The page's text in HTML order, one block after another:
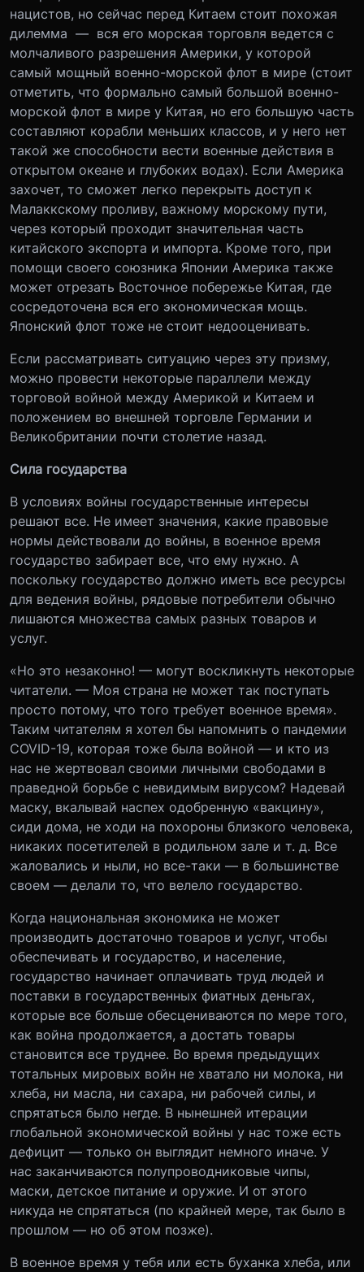
нацистов, но сейчас перед Китаем стоит похожая
дилемма — вся его морская торговля ведется с
молчаливого разрешения Америки, у которой
самый мощный военно-морской флот в мире (стоит
отметить, что формально самый большой военно-
морской флот в мире у Китая, но его большую часть
составляют корабли меньших классов, и у него нет
такой же способности вести военные действия в
открытом океане и глубоких водах). Если Америка
захочет, то сможет легко перекрыть доступ к
Малаккскому проливу, важному морскому пути,
через который проходит значительная часть
китайского экспорта и импорта. Кроме того, при
помощи своего союзника Японии Америка также
может отрезать Восточное побережье Китая, где
сосредоточена вся его экономическая мощь.
Японский флот тоже не стоит недооценивать.
Если рассматривать ситуацию через эту призму,
можно провести некоторые параллели между
торговой войной между Америкой и Китаем и
положением во внешней торговле Германии и
Великобритании почти столетие назад.
Сила государства
В условиях войны государственные интересы
решают все. Не имеет значения, какие правовые
нормы действовали до войны, в военное время
государство забирает все, что ему нужно. А
поскольку государство должно иметь все ресурсы
для ведения войны, рядовые потребители обычно
лишаются множества самых разных товаров и
услуг.
«Но это незаконно! — могут воскликнуть некоторые
читатели. — Моя страна не может так поступать
просто потому, что того требует военное время».
Таким читателям я хотел бы напомнить о пандемии
COVID-19, которая тоже была войной — и кто из
нас не жертвовал своими личными свободами в
праведной борьбе с невидимым вирусом? Надевай
маску, вкалывай наспех одобренную «вакцину»,
сиди дома, не ходи на похороны близкого человека,
никаких посетителей в родильном зале и т. д. Все
жаловались и ныли, но все-таки — в большинстве
своем — делали то, что велело государство.
Когда национальная экономика не может
производить достаточно товаров и услуг, чтобы
обеспечивать и государство, и население,
государство начинает оплачивать труд людей и
поставки в государственных фиатных деньгах,
которые все больше обесцениваются по мере того,
как война продолжается, а достать товары
становится все труднее. Во время предыдущих
тотальных мировых войн не хватало ни молока, ни
хлеба, ни масла, ни сахара, ни рабочей силы, и
спрятаться было негде. В нынешней итерации
глобальной экономической войны у нас тоже есть
дефицит — только он выглядит немного иначе. У
нас заканчиваются полупроводниковые чипы,
маски, детское питание и оружие. И от этого
никуда не спрятаться (по крайней мере, так было в
прошлом — но об этом позже).
В военное время у тебя или есть буханка хлеба, или